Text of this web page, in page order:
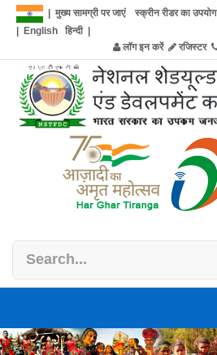
मुख्य सामग्री पर जाएं स्क्रीन रीडर का उपयोग
English हिन्दी|
लॉग इन करें
रजिस्टर